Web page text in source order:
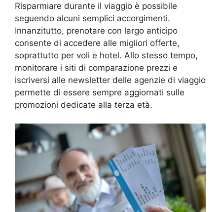
Risparmiare durante il viaggio è possibile
seguendo alcuni semplici accorgimenti.
Innanzitutto, prenotare con largo anticipo
consente di accedere alle migliori offerte,
soprattutto per voli e hotel. Allo stesso tempo,
monitorare i siti di comparazione prezzi e
iscriversi alle newsletter delle agenzie di viaggio
permette di essere sempre aggiornati sulle
promozioni dedicate alla terza età.